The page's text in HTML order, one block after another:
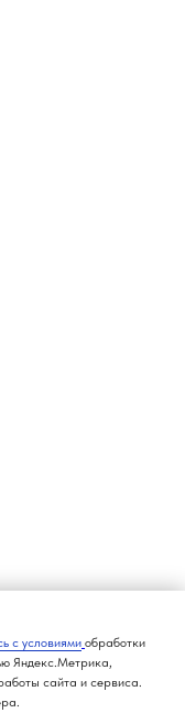
с условиями обработки
Яндекс.Метрика,
сайта и сервиса.